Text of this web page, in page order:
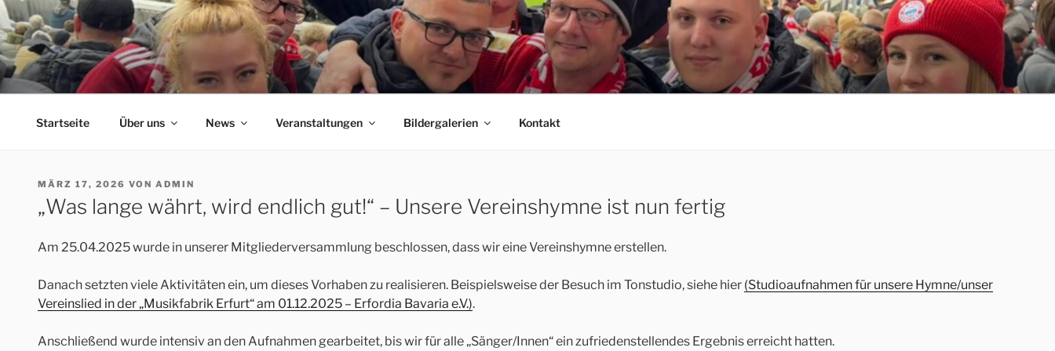
Zum
Inhalt
springen
ERFORDIA BAVARIA E.V.
Herzlich Willkommen auf der Homepage des Erfurter FC Bayern München Fanclubs Erfordia Bavaria e.V.
Startseite Über uns News Veranstaltungen Bildergalerien Kontakt
VERÖFFENTLICHT
AM
MÄRZ 17, 2026 VON ADMIN
„Was lange währt, wird endlich gut!“ – Unsere Vereinshymne ist nun fertig
Am 25.04.2025 wurde in unserer Mitgliederversammlung beschlossen, dass wir eine Vereinshymne erstellen.
Danach setzten viele Aktivitäten ein, um dieses Vorhaben zu realisieren. Beispielsweise der Besuch im Tonstudio, siehe hier (Studioaufnahmen für unsere Hymne/unser
Vereinslied in der „Musikfabrik Erfurt“ am 01.12.2025 – Erfordia Bavaria e.V.).
Anschließend wurde intensiv an den Aufnahmen gearbeitet, bis wir für alle „Sänger/Innen“ ein zufriedenstellendes Ergebnis erreicht hatten.